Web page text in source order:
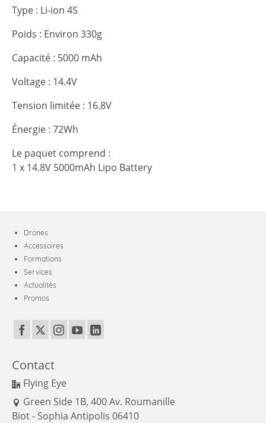
Type : Li-ion 4S
Poids : Environ 330g
Capacité : 5000 mAh
Voltage : 14.4V
Tension limitée : 16.8V
Énergie : 72Wh
Le paquet comprend :
1 x 14.8V 5000mAh Lipo Battery
Drones
Accessoires
Formations
Services
Actualités
Promos
Contact
Flying Eye
Green Side 1B, 400 Av. Roumanille
Biot - Sophia Antipolis 06410